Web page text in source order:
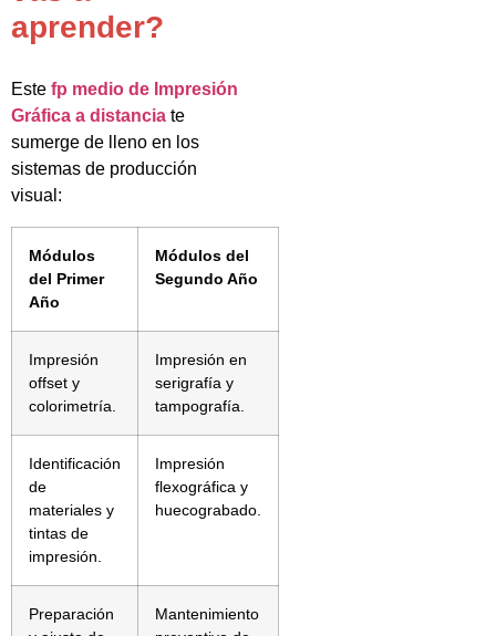
aprender?
Este fp medio de Impresión
Gráfica a distancia te
sumerge de lleno en los
sistemas de producción
visual:
Módulos
del Primer
Año
Módulos del
Segundo Año
Impresión
offset y
colorimetría.
Impresión en
serigrafía y
tampografía.
Identificación
de
materiales y
tintas de
impresión.
Impresión
flexográfica y
huecograbado.
Preparación
Mantenimiento